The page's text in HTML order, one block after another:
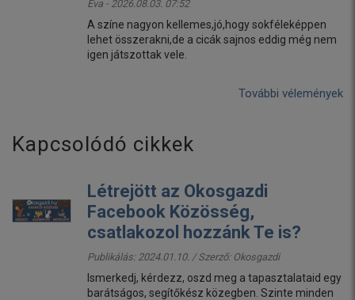
Éva - 2026.08.03. 07:52
A színe nagyon kellemes,jó,hogy sokféleképpen
lehet összerakni,de a cicák sajnos eddig még nem
igen játszottak vele.
További vélemények
Kapcsolódó cikkek
Létrejött az Okosgazdi
Facebook Közösség,
csatlakozol hozzánk Te is?
Publikálás: 2024.01.10. / Szerző: Okosgazdi
Ismerkedj, kérdezz, oszd meg a tapasztalataid egy
barátságos, segítőkész közegben. Szinte minden